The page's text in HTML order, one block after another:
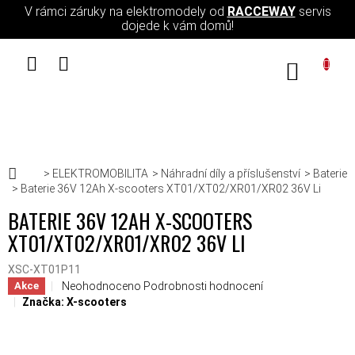
Přejít na obsah
V rámci záruky na elektromodely od RACCEWAYservis
dojede k vám domů!
Domů
ELEKTROMOBILITA Náhradní díly a příslušenství
Baterie
Baterie 36V 12Ah X-scooters XT01/XT02/XR01/XR02 36V Li
BATERIE 36V 12AH X-SCOOTERS
XT01/XT02/XR01/XR02 36V LI
XSC-XT01P11
Akce Průměrné hodnocení produktu je 0,0 z 5 hvězdiček.
Neohodnoceno Podrobnosti hodnocení
Značka: X-scooters